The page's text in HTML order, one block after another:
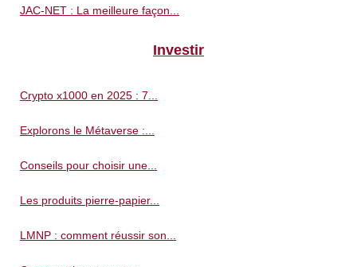
JAC-NET : La meilleure façon...
Investir
Crypto x1000 en 2025 : 7...
Explorons le Métaverse :...
Conseils pour choisir une...
Les produits pierre-papier...
LMNP : comment réussir son...